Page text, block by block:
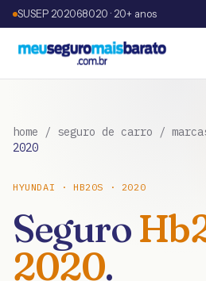
SUSEP 202068020 · 20+ anos
home / seguro de carro /
2020
HYUNDAI ·HB20S · 2020
Seguro
2020.